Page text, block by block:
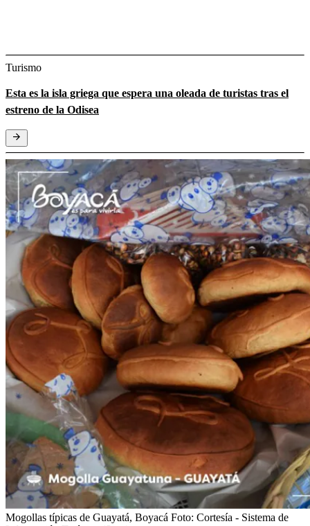
Turismo
Esta es la isla griega que espera una oleada de turistas tras el
estreno de la Odisea
Mogollas típicas de Guayatá, Boyacá Foto: Cortesía - Sistema de